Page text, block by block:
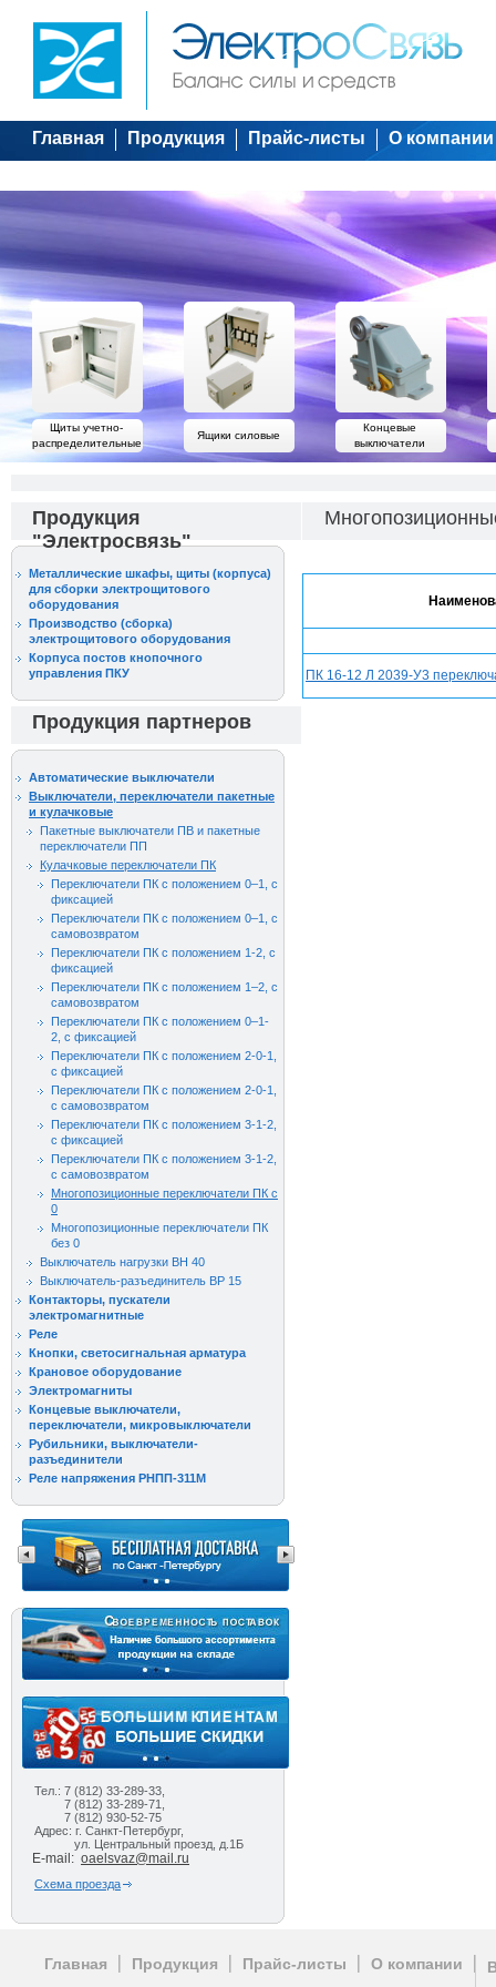
Главная Продукция Прайс-листы О компании
Щиты учетно-
распределительные
Ящики силовые
Концевые
выключатели
Продукция
"Электросвязь"
Металлические шкафы, щиты (корпуса)
для сборки электрощитового
оборудования
Производство (сборка)
электрощитового оборудования
Корпуса постов кнопочного
управления ПКУ
Продукция партнеров
Автоматические выключатели
Выключатели, переключатели пакетные
и кулачковые
Пакетные выключатели ПВ и пакетные
переключатели ПП
Кулачковые переключатели ПК
Переключатели ПК с положением 0–1, с
фиксацией
Переключатели ПК с положением 0–1, с
самовозвратом
Переключатели ПК с положением 1-2, с
фиксацией
Переключатели ПК с положением 1–2, с
самовозвратом
Переключатели ПК с положением 0–1-
2, с фиксацией
Переключатели ПК с положением 2-0-1,
с фиксацией
Переключатели ПК с положением 2-0-1,
с самовозвратом
Переключатели ПК с положением 3-1-2,
с фиксацией
Переключатели ПК с положением 3-1-2,
с самовозвратом
Многопозиционные переключатели ПК с
0
Многопозиционные переключатели ПК
без 0
Выключатель нагрузки ВН 40
Выключатель-разъединитель ВР 15
Контакторы, пускатели
электромагнитные
Реле
Кнопки, светосигнальная арматура
Крановое оборудование
Электромагниты
Концевые выключатели,
переключатели, микровыключатели
Рубильники, выключатели-
разъединители
Реле напряжения РНПП-311М
Тел.: 7 (812) 33-289-33,
7 (812) 33-289-71,
7 (812) 930-52-75
Адрес: г. Санкт-Петербург,
ул. Центральный проезд, д.1Б
E-mail: oaelsvaz@mail.ru
Схема проезда
ПК 16-12 Л 2039-У3
Главная Продукция Прайс-листы О компании